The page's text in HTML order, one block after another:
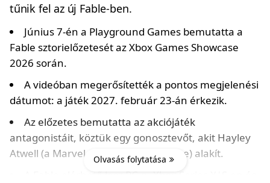
tűnik fel az új Fable-ben.
Június 7-én a Playground Games bemutatta a
Fable sztorielőzetesét az Xbox Games Showcase
2026 során.
A videóban megerősítették a pontos megjelenési
dátumot: a játék 2027. február 23-án érkezik.
Az előzetes bemutatta az akciójáték
antagonistáit, köztük egy gonosztevőt, akit Hayley
Atwell (a Marvel-filmek Peggy Cartere) alakít.
A Fable elérhető lesz PC-n, Xbox Series X|S-en és
Olvasás folytatása